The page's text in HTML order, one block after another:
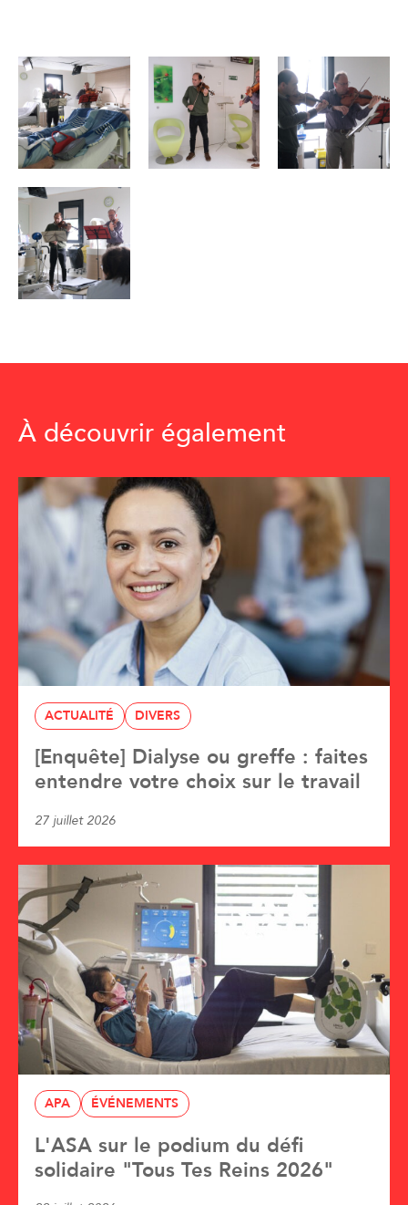
À découvrir également
ACTUALITÉ DIVERS
[Enquête] Dialyse ou greffe : faites
entendre votre choix sur le travail
27 juillet 2026
APA ÉVÉNEMENTS
L'ASA sur le podium du défi
solidaire "Tous Tes Reins 2026"